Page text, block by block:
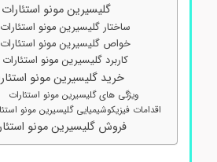
گلیسیرین مونو استئارات
ساختار گلیسیرین مونو استئارات
خواص گلیسیرین مونو استئارات
کاربرد گلیسیرین مونو استئارات
خرید گلیسیرین مونو استئارات
ویژگی های گلیسیرین مونو استئارات
اقدامات فیزیکوشیمیایی گلیسیرین مونو استئارات
فروش گلیسیرین مونو استئارات